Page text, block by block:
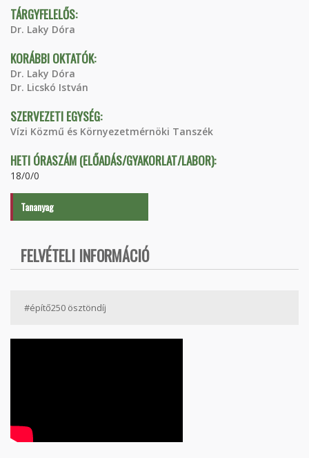
TÁRGYFELELŐS:
Dr. Laky Dóra
KORÁBBI OKTATÓK:
Dr. Laky Dóra
Dr. Licskó István
SZERVEZETI EGYSÉG:
Vízi Közmű és Környezetmérnöki Tanszék
HETI ÓRASZÁM (ELŐADÁS/GYAKORLAT/LABOR):
18/0/0
Tananyag
FELVÉTELI INFORMÁCIÓ
#építő250 ösztöndíj